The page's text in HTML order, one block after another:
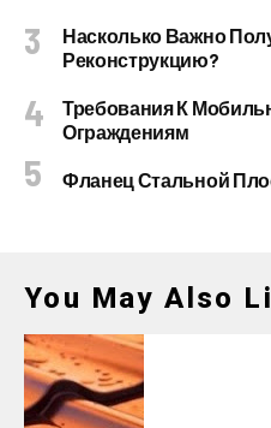
Насколько Важно
Реконструкцию?
Требования К
Ограждениям
Фланец Стальной
You May Also